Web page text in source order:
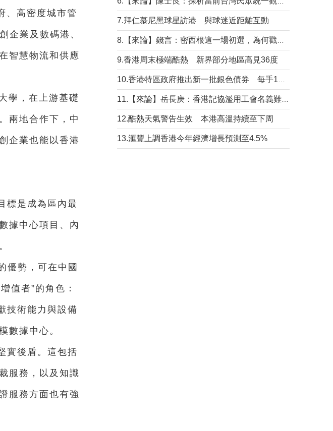
、高密度城市管
企業及數碼港、
智慧物流和供應
學，在上游基礎
兩地合作下，中
企業也能以香港
標是成為區內最
據中心項目、內
優勢，可在中國
值者”的角色：
技術能力與設備
數據中心。
實後盾。這包括
服務，以及知識
服務方面也有強
7.拜仁慕尼黑球星訪港 與球迷近距離互動
9.香港周末極端酷熱 新界部分地區高見36度
12.酷熱天氣警告生效 本港高溫持續至下周
13.滙豐上調香港今年經濟增長預測至4.5%